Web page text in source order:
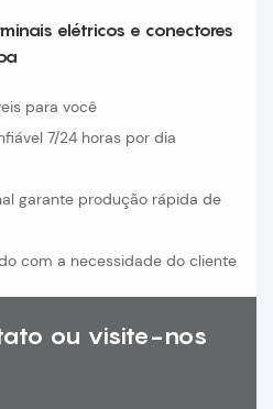
elétricos e conectores
para você
7/24 horas por dia
garante produção rápida de
com a necessidade do cliente
ou visite-nos